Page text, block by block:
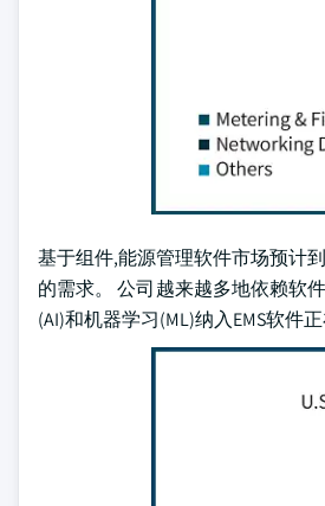
基于组件,能源管理软件市场预计
的需求。 公司越来越多地依赖软
(AI)和机器学习(ML)纳入EMS软件